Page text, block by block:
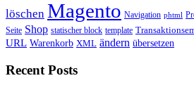
löschen Magento Navigation phtml
Seite Shop statischer block template
URL Warenkorb XML ändern übersetzen
Recent Posts